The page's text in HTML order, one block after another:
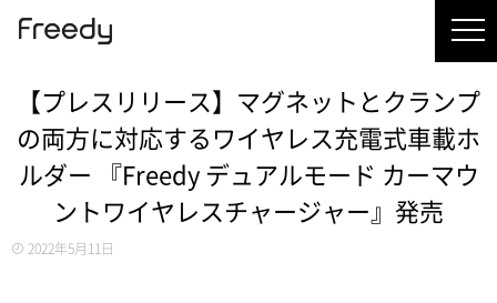
【プレスリリース】マグネットとクランプ
の両方に対応するワイヤレス充電式車載ホ
ルダー 『Freedy デュアルモード カーマウ
ントワイヤレスチャージャー』発売
2022年5月11日